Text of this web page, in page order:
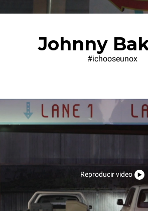
Johnny
#ichooseunox
Reproducir video